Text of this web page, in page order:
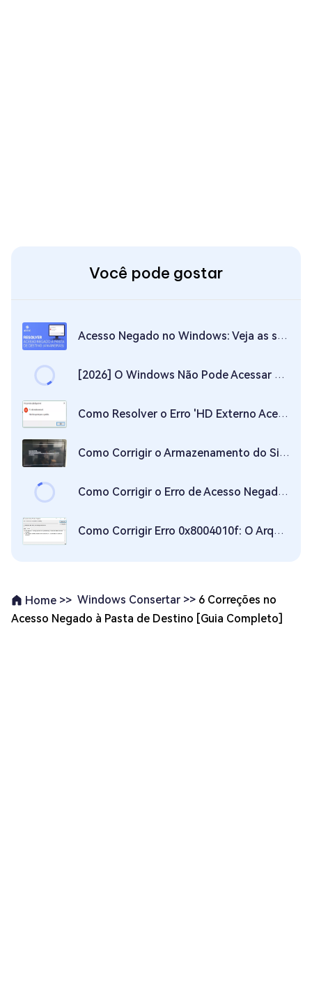
Você pode gostar
Acesso Negado no Windows: Veja as soluções mais eficazes para este problema
[2026] O Windows Não Pode Acessar o Dispositivo, Caminho ou Arquivo Especificado
Como Resolver o Erro 'HD Externo Acesso Negado' no Windows 11/10
Como Corrigir o Armazenamento do Sistema PS4 Inacessível?(correções rápidas)
Como Corrigir o Erro de Acesso Negado ao Bootrec Fixboot
Como Corrigir Erro 0x8004010f: O Arquivo de Dados do Outlook Não Pode Ser Acessado?
Home >> Windows Consertar >> 6 Correções no
Acesso Negado à Pasta de Destino [Guia Completo]